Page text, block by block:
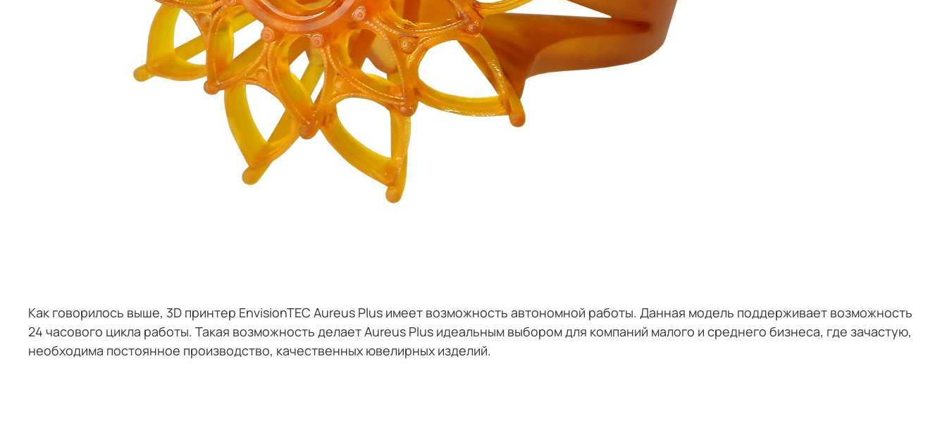
Как говорилось выше, 3D принтер EnvisionTEC Aureus Plus имеет возможность автономной работы. Данная модель поддерживает возможность
24 часового цикла работы. Такая возможность делает Aureus Plus идеальным выбором для компаний малого и среднего бизнеса, где зачастую,
необходима постоянное производство, качественных ювелирных изделий.